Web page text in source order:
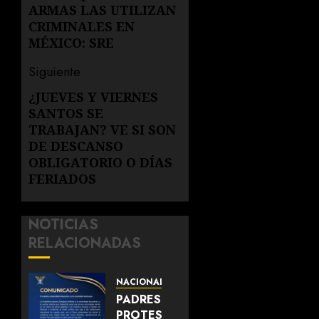
entradas
ARMAS LAS UTILIZAN
CRIMINALES EN
MÉXICO: SRE
Siguiente
Siguiente
entrada:
¿JUEVES Y VIERNES
SANTOS SE
TRABAJAN? VE SI SON
DE DESCANSO
OBLIGATORIO O DÍAS
FERIADOS
NOTICIAS
RELACIONADAS
NACIONAL
PADRES
PROTESTAN